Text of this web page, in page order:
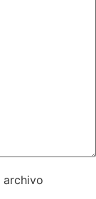
archivo